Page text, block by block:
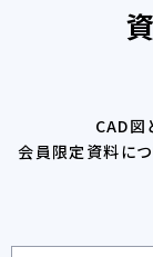
CAD図
会員限定資料につ